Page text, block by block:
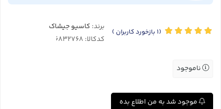
(1 بازخورد کاربران ) برند: کاسیو جیشاک
کدکالا:
ناموجود
موجود شد به من اطلاع بده